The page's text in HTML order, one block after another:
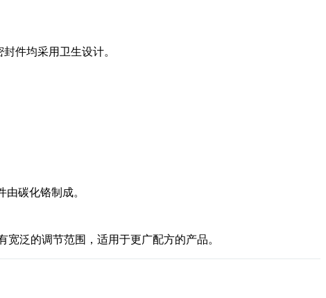
件均采用卫生设计。
碳化铬制成。
泛的调节范围，适用于更广配方的产品。